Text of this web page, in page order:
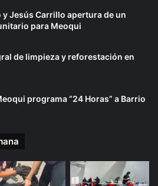
Jesús Carrillo apertura de un
para Meoqui
de limpieza y reforestación en
programa “24 Horas” a Barrio